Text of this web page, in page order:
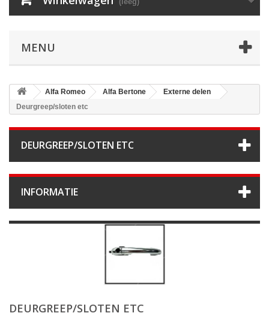
MENU
Alfa Romeo Alfa Bertone
Externe delen
Deurgreep/sloten etc
DEURGREEP/SLOTEN ETC
INFORMATIE
DEURGREEP/SLOTEN ETC